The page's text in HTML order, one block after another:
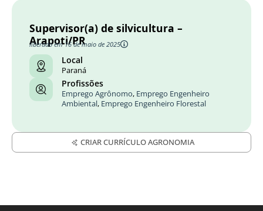
Supervisor(a) de silvicultura –
Arapoti/PR
liberado em 16 de maio de 2025
Local
Paraná
Profissões
Emprego Agrônomo, Emprego Engenheiro
Ambiental, Emprego Engenheiro Florestal
CRIAR CURRÍCULO AGRONOMIA